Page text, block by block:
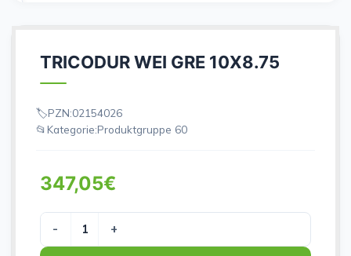
TRICODUR WEI GRE 10X8.75
PZN:02154026
Kategorie:Produktgruppe 60
347,05€
TRICODUR WEI GRE 10X8.75 Menge